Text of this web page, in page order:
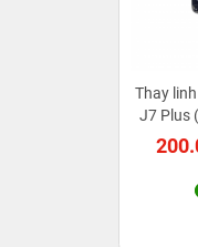
Thay
J7 Plus